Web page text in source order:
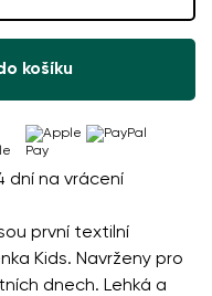
první textilní
Kids. Navrženy pro
dnech. Lehká a
košíku
dní na vrácení